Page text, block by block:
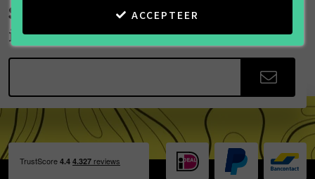
Scherpe aanbiedingen
in je mailbox
ACCEPTEER